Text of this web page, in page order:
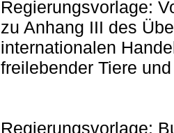
Regierungsvorlage:
zu Anhang III des
internationalen
freilebender Tiere
Regierungsvorlage: